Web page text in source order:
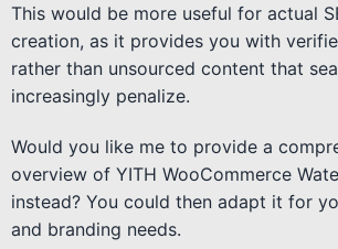
This would be more useful for actual
creation, as it provides you with
rather than unsourced content that
increasingly penalize.
Would you like me to provide a
overview of YITH WooCommerce
instead? You could then adapt it for
and branding needs.